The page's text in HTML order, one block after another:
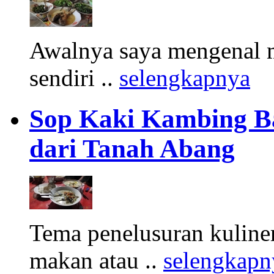
Awalnya saya mengenal
sendiri .. selengkapnya
Sop Kaki Kambing
dari Tanah Abang
Tema penelusuran
makan atau ..